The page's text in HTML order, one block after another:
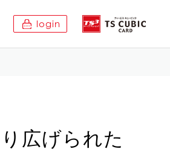
login
広げられた